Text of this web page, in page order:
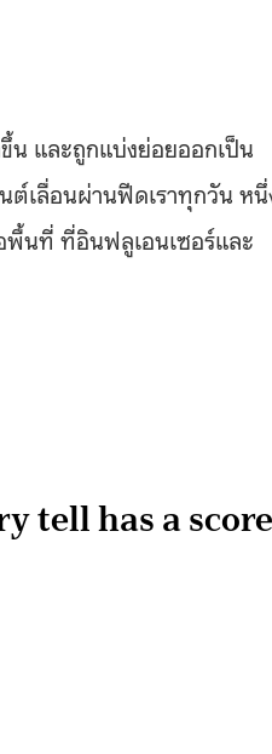
น และถูกแบ่งย่อยออกเป็น
ต์เลื่อนผ่านฟีดเราทุกวัน หนึ่
พื้นที่ ที่อินฟลูเอนเซอร์และ
tell has a score